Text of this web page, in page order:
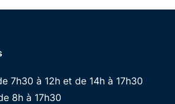
7h30 à 12h et de 14h à 17h30
8h à 17h30